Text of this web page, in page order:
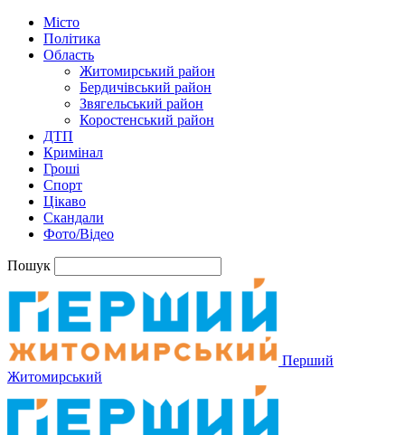
Місто
Політика
Область
Житомирський район
Бердичівський район
Звягельський район
Коростенський район
ДТП
Кримінал
Гроші
Спорт
Цікаво
Скандали
Фото/Відео
Пошук
Перший
Житомирський